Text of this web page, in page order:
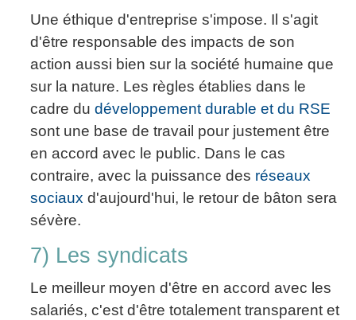
Une éthique d'entreprise s'impose. Il s'agit
d'être responsable des impacts de son
action aussi bien sur la société humaine que
sur la nature. Les règles établies dans le
cadre du développement durable et du RSE
sont une base de travail pour justement être
en accord avec le public. Dans le cas
contraire, avec la puissance des réseaux
sociaux d'aujourd'hui, le retour de bâton sera
sévère.
7) Les syndicats
Le meilleur moyen d'être en accord avec les
salariés, c'est d'être totalement transparent et